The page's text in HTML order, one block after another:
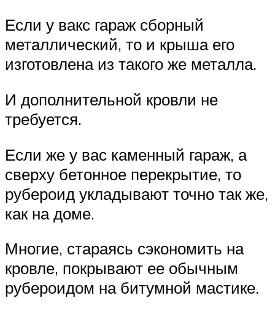
Если у вакс гараж сборный
металлический, то и крыша его
изготовлена из такого же металла.
И дополнительной кровли не
требуется.
Если же у вас каменный гараж, а
сверху бетонное перекрытие, то
рубероид укладывают точно так же,
как на доме.
Многие, стараясь сэкономить на
кровле, покрывают ее обычным
рубероидом на битумной мастике.